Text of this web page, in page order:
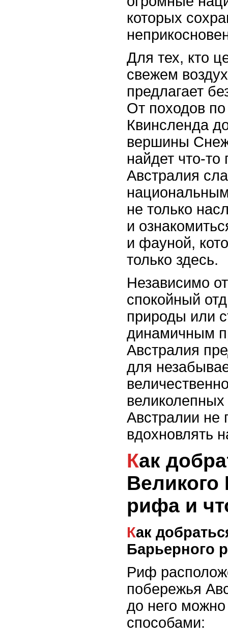
которых
Для тех, кто
свежем
предлагает
От походов
Квинсленда
вершины
найдет что-
Австралия
не только
и
и фауной,
только здесь.
Независимо
спокойный
природы или
динамичным
Австралия
для
Австралии не
вдохновлять
Как добраться до
Великого
рифа и
Как добраться до Великого
Барьерного
Риф
побережья
до него
способами: